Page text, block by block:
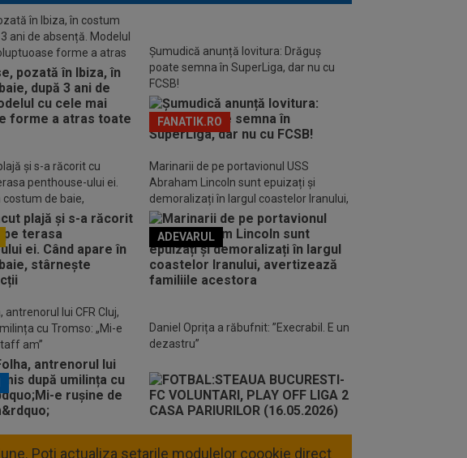
în Ibiza, în costum
ani de absență. Modelul
forme a atras
Șumudică anunță lovitura: Drăguș
poate semna în SuperLiga, dar nu cu
FCSB!
FANATIK.RO
și s-a răcorit cu
penthouse-ului ei.
costum de baie,
reacții
Marinarii de pe portavionul USS
Abraham Lincoln sunt epuizați și
demoralizați în largul coastelor Iranului,
avertizează familiile acestora
ADEVARUL
antrenorul lui CFR Cluj,
cu Tromso: „Mi-e
am”
Daniel Oprița a răbufnit: ”Execrabil. E un
dezastru”
Poti actualiza setarile modulelor coookie direct